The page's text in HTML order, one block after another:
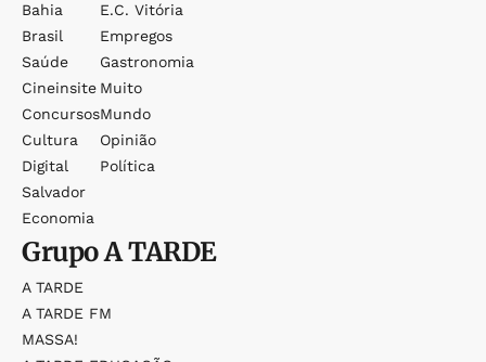
Bahia
Brasil
Saúde
Cineinsite
Concursos
Cultura
Digital
Salvador
Economia
E.c. Vitória
Empregos
Gastronomia
Muito
Mundo
Opinião
Política
GrupoA TARDE
A TARDE
A TARDE FM
MASSA!